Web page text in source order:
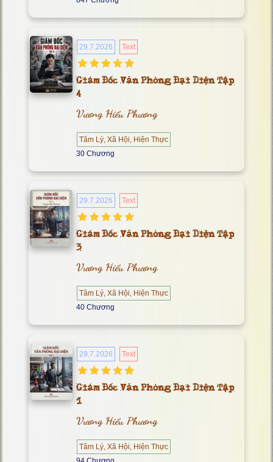
29.7.2026 Text
Giám Đốc Văn Phòng Đại Diện Tập
4
Vương Hiểu Phương
Tâm Lý, Xã Hội, Hiện Thực
30 Chương
29.7.2026 Text
Giám Đốc Văn Phòng Đại Diện Tập
3
Vương Hiểu Phương
Tâm Lý, Xã Hội, Hiện Thực
40 Chương
29.7.2026 Text
Giám Đốc Văn Phòng Đại Diện Tập
1
Vương Hiểu Phương
Tâm Lý, Xã Hội, Hiện Thực